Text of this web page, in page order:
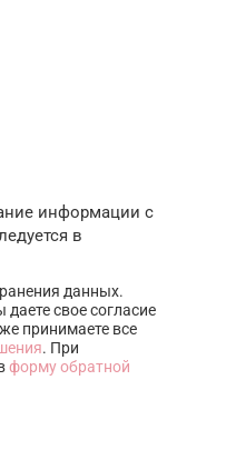
информации с
в
данных.
свое согласие
принимаете все
. При
форму обратной